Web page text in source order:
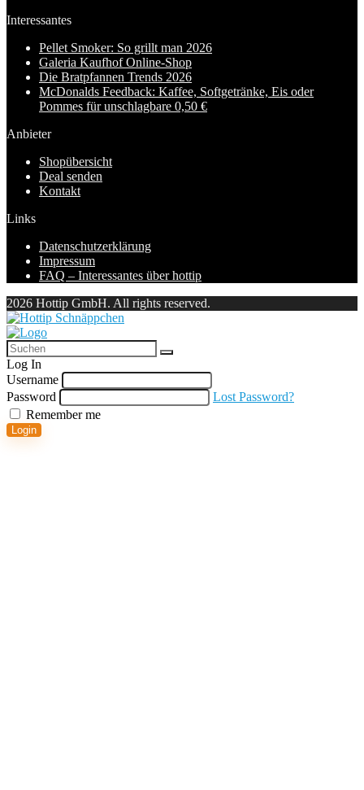
Interessantes
Pellet Smoker: So grillt man 2026
Galeria Kaufhof Online-Shop
Die Bratpfannen Trends 2026
McDonalds Feedback: Kaffee, Softgetränke, Eis oder
Pommes für unschlagbare 0,50 €
Anbieter
Shopübersicht
Deal senden
Kontakt
Links
Datenschutzerklärung
Impressum
FAQ – Interessantes über hottip
2026 Hottip GmbH. All rights reserved.
Log In
Username
Password
Lost Password?
Remember me
Login